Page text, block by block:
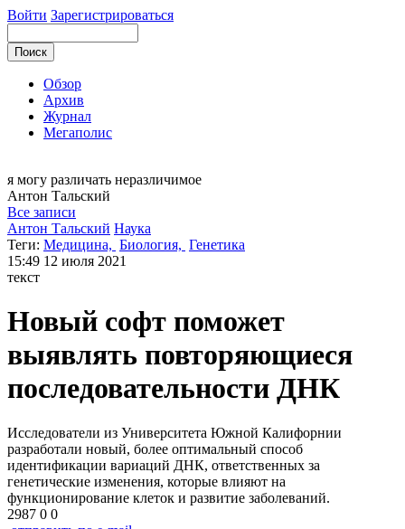
Войти Зарегистрироваться
Обзор
Архив
Журнал
Мегаполис
я могу различать неразличимое
Антон Тальский
Все записи
Антон Тальский Наука
Теги: Медицина, Биология, Генетика
15:49 12 июля 2021
текст
Новый софт поможет
выявлять повторяющиеся
последовательности ДНК
Исследователи из Университета Южной Калифорнии
разработали новый, более оптимальный способ
идентификации вариаций ДНК, ответственных за
генетические изменения, которые влияют на
функционирование клеток и развитие заболеваний.
2987 0 0